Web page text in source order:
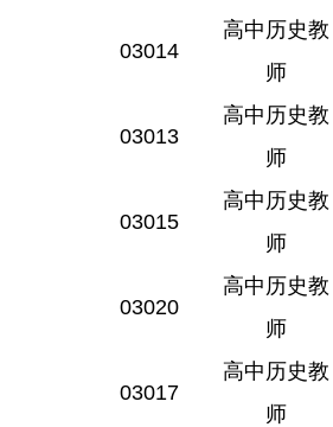
03014
高中历史教
师
03013
高中历史教
师
03015
高中历史教
师
03020
高中历史教
师
03017
高中历史教
师